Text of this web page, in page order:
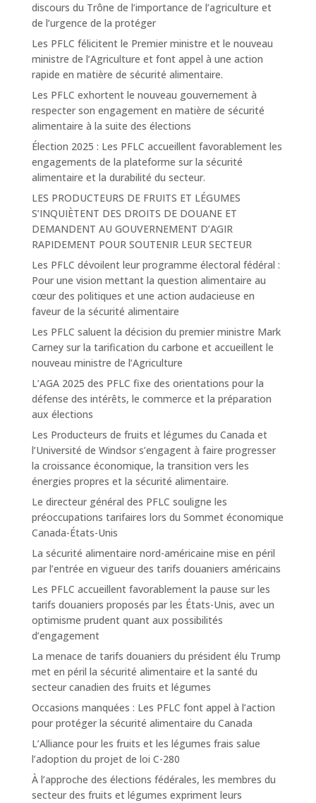
discours du Trône de l’importance de l’agriculture et
de l’urgence de la protéger
Les PFLC félicitent le Premier ministre et le nouveau
ministre de l’Agriculture et font appel à une action
rapide en matière de sécurité alimentaire.
Les PFLC exhortent le nouveau gouvernement à
respecter son engagement en matière de sécurité
alimentaire à la suite des élections
Élection 2025 : Les PFLC accueillent favorablement les
engagements de la plateforme sur la sécurité
alimentaire et la durabilité du secteur.
LES PRODUCTEURS DE FRUITS ET LÉGUMES
S’INQUIÈTENT DES DROITS DE DOUANE ET
DEMANDENT AU GOUVERNEMENT D’AGIR
RAPIDEMENT POUR SOUTENIR LEUR SECTEUR
Les PFLC dévoilent leur programme électoral fédéral :
Pour une vision mettant la question alimentaire au
cœur des politiques et une action audacieuse en
faveur de la sécurité alimentaire
Les PFLC saluent la décision du premier ministre Mark
Carney sur la tarification du carbone et accueillent le
nouveau ministre de l’Agriculture
L’AGA 2025 des PFLC fixe des orientations pour la
défense des intérêts, le commerce et la préparation
aux élections
Les Producteurs de fruits et légumes du Canada et
l’Université de Windsor s’engagent à faire progresser
la croissance économique, la transition vers les
énergies propres et la sécurité alimentaire.
Le directeur général des PFLC souligne les
préoccupations tarifaires lors du Sommet économique
Canada-États-Unis
La sécurité alimentaire nord-américaine mise en péril
par l’entrée en vigueur des tarifs douaniers américains
Les PFLC accueillent favorablement la pause sur les
tarifs douaniers proposés par les États-Unis, avec un
optimisme prudent quant aux possibilités
d’engagement
La menace de tarifs douaniers du président élu Trump
met en péril la sécurité alimentaire et la santé du
secteur canadien des fruits et légumes
Occasions manquées : Les PFLC font appel à l’action
pour protéger la sécurité alimentaire du Canada
L’Alliance pour les fruits et les légumes frais salue
l’adoption du projet de loi C-280
À l’approche des élections fédérales, les membres du
secteur des fruits et légumes expriment leurs